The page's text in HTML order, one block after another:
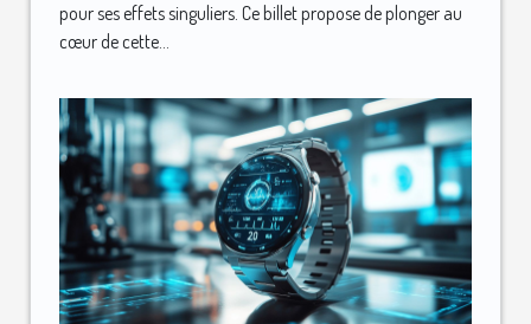
pour ses effets singuliers. Ce billet propose de plonger au
cœur de cette...